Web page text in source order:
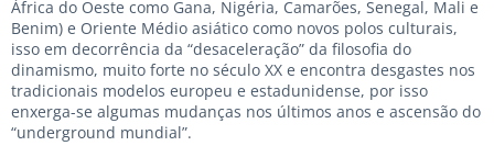
África do Oeste como Gana, Nigéria, Camarões, Senegal, Mali e
Benim) e Oriente Médio asiático como novos polos culturais,
isso em decorrência da “desaceleração” da filosofia do
dinamismo, muito forte no século XX e encontra desgastes nos
tradicionais modelos europeu e estadunidense, por isso
enxerga-se algumas mudanças nos últimos anos e ascensão do
“underground mundial”.